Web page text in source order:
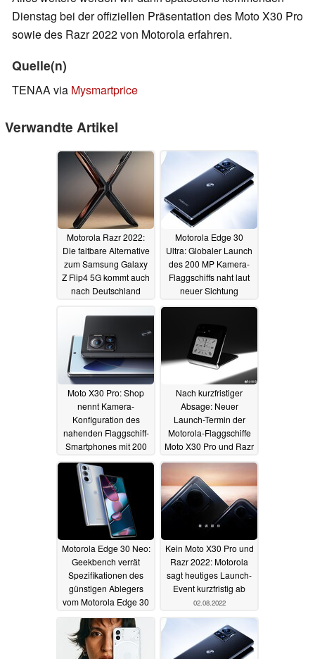
Dienstag bei der offiziellen Präsentation des Moto X30 Pro
sowie des Razr 2022 von Motorola erfahren.
Quelle(n)
TENAA via Mysmartprice
Verwandte Artikel
Motorola Razr 2022:
Die faltbare Alternative
zum Samsung Galaxy
Z Flip4 5G kommt auch
nach Deutschland
Motorola Edge 30
Ultra: Globaler Launch
des 200 MP Kamera-
Flaggschiffs naht laut
neuer Sichtung
08.08.2022
Moto X30 Pro: Shop
nennt Kamera-
Konfiguration des
nahenden Flaggschiff-
Smartphones mit 200
MP Hauptsensor
07.08.2022
Nach kurzfristiger
Absage: Neuer
Launch-Termin der
Motorola-Flaggschiffe
Moto X30 Pro und Razr
202205.08.2022
Motorola Edge 30 Neo:
Geekbench verrät
Spezifikationen des
günstigen Ablegers
vom Motorola Edge 30
Pro/Ultra04.08.2022
Kein Moto X30 Pro und
Razr 2022: Motorola
sagt heutiges Launch-
Event kurzfristig ab
02.08.2022